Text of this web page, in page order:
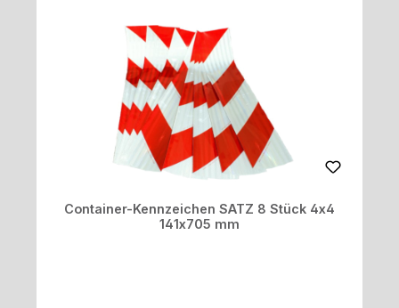
Container-Kennzeichen SATZ 8 Stück 4x4
141x705 mm